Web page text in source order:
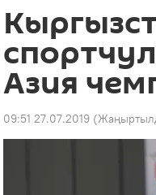
Азия
09:51 27.07.2019